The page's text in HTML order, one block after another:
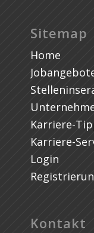
Sitemap
Home
Karriere-
Karriere-
Login
Kontakt